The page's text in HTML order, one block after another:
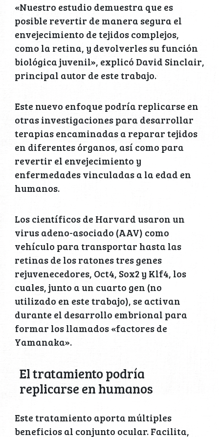
«Nuestro estudio demuestra que es
posible revertir de manera segura el
envejecimiento de tejidos complejos,
como la retina, y devolverles su función
biológica juvenil», explicó David Sinclair,
principal autor de este trabajo.
Este nuevo enfoque podría replicarse en
otras investigaciones para desarrollar
terapias encaminadas a reparar tejidos
en diferentes órganos, así como para
revertir el envejecimiento y
enfermedades vinculadas a la edad en
humanos.
Los científicos de Harvard usaron un
virus adeno-asociado (AAV) como
vehículo para transportar hasta las
retinas de los ratones tres genes
rejuvenecedores, Oct4, Sox2 y Klf4, los
cuales, junto a un cuarto gen (no
utilizado en este trabajo), se activan
durante el desarrollo embrional para
formar los llamados «factores de
Yamanaka».
El tratamiento podría
replicarse en humanos
Este tratamiento aporta múltiples
beneficios al conjunto ocular. Facilita,